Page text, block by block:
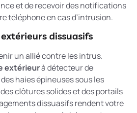
et de recevoir des notifications
téléphone en cas d’intrusion.
dissuasifs
un allié contre les intrus.
extérieurà détecteur de
haies épineuses sous les
clôtures solides et des portails
dissuasifs rendent votre